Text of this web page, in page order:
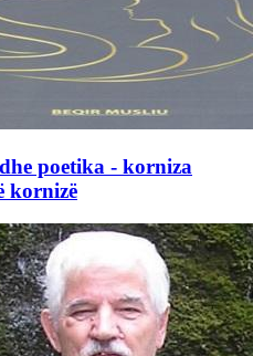
poetika - korniza
kornizë